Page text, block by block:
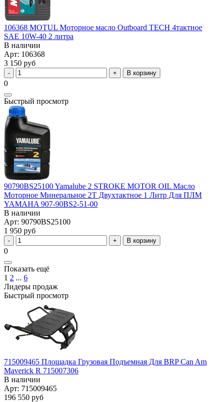
106368 MOTUL Моторное масло Outboard TECH 4тактное
SAE 10W-40 2 литра
В наличии
Арт: 106368
3 150 руб
В корзину
0
Быстрый просмотр
90790BS25100 Yamalube 2 STROKE MOTOR OIL Масло
Моторное Минеральное 2T Двухтактное 1 Литр Для ПЛМ
YAMAHA 907-90BS2-51-00
В наличии
Арт: 90790BS25100
1 950 руб
В корзину
0
Показать ещё
1 2 ... 6
Лидеры продаж
Быстрый просмотр
715009465 Площадка Грузовая Подъемная Для BRP Can Am
Maverick R 715007306
В наличии
Арт: 715009465
196 550 руб